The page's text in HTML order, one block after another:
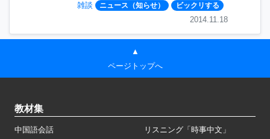
雑談 ニュース（知らせ） ビックリする
2014.11.18
▲
ページトップへ
教材集
中国語会話
リスニング「時事中文」